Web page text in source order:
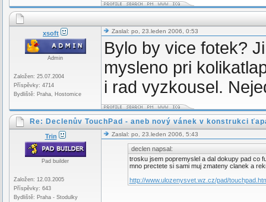
xsoft
Admin
Založen: 25.07.2004
Příspěvky: 4714
Bydliště: Praha, Hostomice
Zaslal: po, 23.leden 2006, 0:53
Bylo by vice fotek?
mysleno pri
i rad vyzkousel.
Re: Declenův TouchPad - aneb nový vánek v konstrukci
Trin
Pad builder
Založen: 12.03.2005
Příspěvky: 643
Bydliště: Praha - Stodulky
Zaslal: po, 23.leden 2006, 5:43
declen napsal:
trosku jsem popremyslel a dal dokupy pad co
mno prectete si sami muj zmateny clanek a
http://www.ulozenysvet.wz.cz/pad/